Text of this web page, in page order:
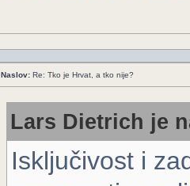
Naslov: Re: Tko je Hrvat, a tko nije?
Lars Dietrich je
Isključivost i